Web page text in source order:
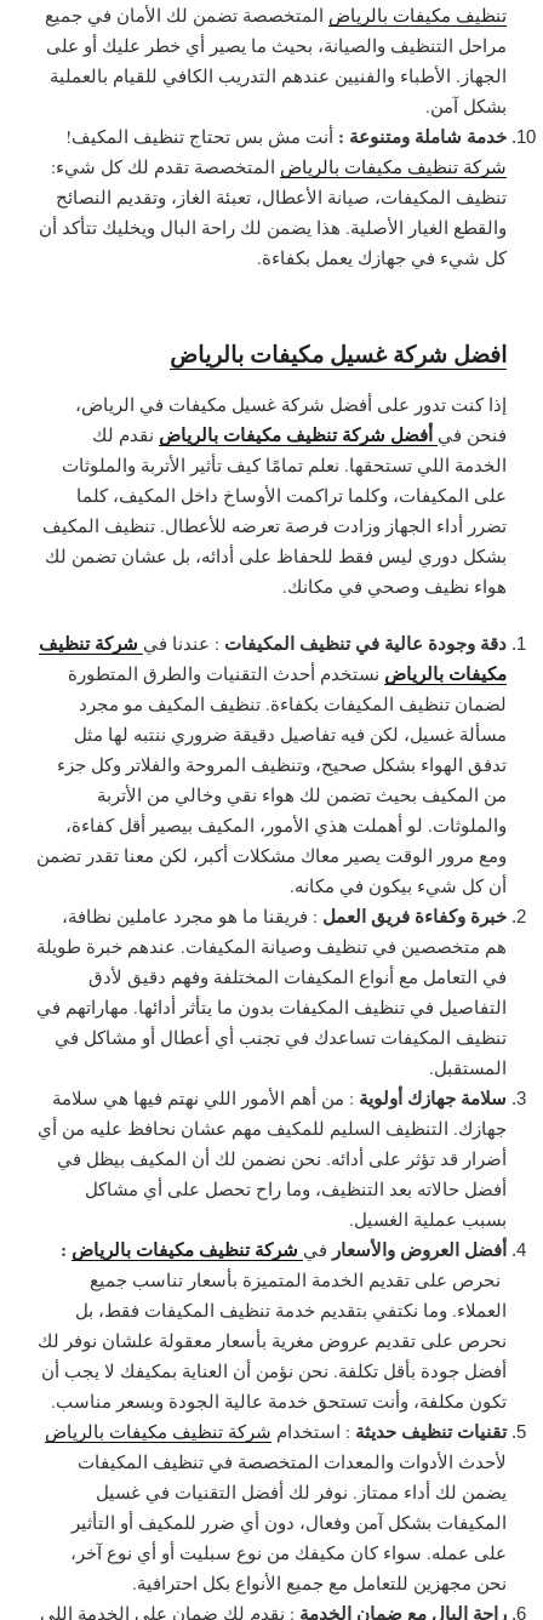
تنظيف مكيفات بالرياض المتخصصة تضمن لك الأمان في جميع
مراحل التنظيف والصيانة، بحيث ما يصير أي خطر عليك أو على
الجهاز. الأطباء والفنيين عندهم التدريب الكافي للقيام بالعملية
بشكل آمن.
خدمة شاملة ومتنوعة : أنت مش بس تحتاج تنظيف المكيف!
شركة تنظيف مكيفات بالرياض المتخصصة تقدم لك كل شيء:
تنظيف المكيفات، صيانة الأعطال، تعبئة الغاز، وتقديم النصائح
والقطع الغيار الأصلية. هذا يضمن لك راحة البال ويخليك تتأكد أن
كل شيء في جهازك يعمل بكفاءة.
افضل شركة غسيل مكيفات بالرياض
إذا كنت تدور على أفضل شركة غسيل مكيفات في الرياض،
فنحن في أفضل شركة تنظيف مكيفات بالرياض نقدم لك
الخدمة اللي تستحقها. نعلم تمامًا كيف تأثير الأتربة والملوثات
على المكيفات، وكلما تراكمت الأوساخ داخل المكيف، كلما
تضرر أداء الجهاز وزادت فرصة تعرضه للأعطال. تنظيف المكيف
بشكل دوري ليس فقط للحفاظ على أدائه، بل عشان تضمن لك
هواء نظيف وصحي في مكانك.
دقة وجودة عالية في تنظيف المكيفات : عندنا في شركة تنظيف
مكيفات بالرياض نستخدم أحدث التقنيات والطرق المتطورة
لضمان تنظيف المكيفات بكفاءة. تنظيف المكيف مو مجرد
مسألة غسيل، لكن فيه تفاصيل دقيقة ضروري ننتبه لها مثل
تدفق الهواء بشكل صحيح، وتنظيف المروحة والفلاتر وكل جزء
من المكيف بحيث تضمن لك هواء نقي وخالي من الأتربة
والملوثات. لو أهملت هذي الأمور، المكيف بيصير أقل كفاءة،
ومع مرور الوقت يصير معاك مشكلات أكبر، لكن معنا تقدر تضمن
أن كل شيء بيكون في مكانه.
خبرة وكفاءة فريق العمل : فريقنا ما هو مجرد عاملين نظافة،
هم متخصصين في تنظيف وصيانة المكيفات. عندهم خبرة طويلة
في التعامل مع أنواع المكيفات المختلفة وفهم دقيق لأدق
التفاصيل في تنظيف المكيفات بدون ما يتأثر أدائها. مهاراتهم في
تنظيف المكيفات تساعدك في تجنب أي أعطال أو مشاكل في
المستقبل.
سلامة جهازك أولوية : من أهم الأمور اللي نهتم فيها هي سلامة
جهازك. التنظيف السليم للمكيف مهم عشان نحافظ عليه من أي
أضرار قد تؤثر على أدائه. نحن نضمن لك أن المكيف بيظل في
أفضل حالاته بعد التنظيف، وما راح تحصل على أي مشاكل
بسبب عملية الغسيل.
أفضل العروض والأسعار في شركة تنظيف مكيفات بالرياض :
نحرص على تقديم الخدمة المتميزة بأسعار تناسب جميع
العملاء. وما نكتفي بتقديم خدمة تنظيف المكيفات فقط، بل
نحرص على تقديم عروض مغرية بأسعار معقولة علشان نوفر لك
أفضل جودة بأقل تكلفة. نحن نؤمن أن العناية بمكيفك لا يجب أن
تكون مكلفة، وأنت تستحق خدمة عالية الجودة وبسعر مناسب.
تقنيات تنظيف حديثة : استخدام شركة تنظيف مكيفات بالرياض
لأحدث الأدوات والمعدات المتخصصة في تنظيف المكيفات
يضمن لك أداء ممتاز. نوفر لك أفضل التقنيات في غسيل
المكيفات بشكل آمن وفعال، دون أي ضرر للمكيف أو التأثير
على عمله. سواء كان مكيفك من نوع سبليت أو أي نوع آخر،
نحن مجهزين للتعامل مع جميع الأنواع بكل احترافية.
راحة البال مع ضمان الخدمة : نقدم لك ضمان على الخدمة اللي